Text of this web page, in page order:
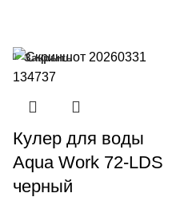
Закрыть
Кулер для воды
Aqua Work 72-LDS
черный